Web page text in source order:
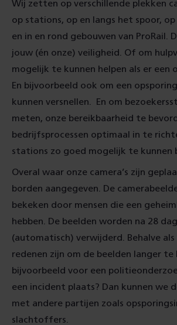
Wij zetten op verschillende plekken
op stations, op en langs het spoor,
en in en rond gebouwen van ProRail.
jouw (én onze) veiligheid. Of om
mogelijk te kunnen helpen als er een
En bijvoorbeeld ook om een
kunnen versnellen. En om
meten, onze bereikbaarheid te
bedrijfsprocessen optimaal in te
stations zo goed mogelijk te kunnen
Overal waar onze camera’s zijn
borden aangegeven. De
bekeken door mensen die een
hebben. De beelden worden na 28
(automatisch) verwijderd. Behalve als
redenen zijn om de beelden langer te
bijvoorbeeld voor een
een incident plaats? Dan kunnen we
met andere partijen zoals
slachtoffers.